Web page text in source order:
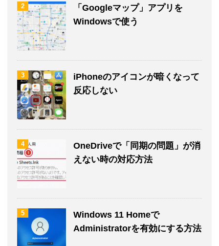
2
「Googleマップ」アプリを
Windowsで使う
3
iPhoneのアイコンが暗くなって
反応しない
4
OneDriveで「同期の問題」が消
えない時の対応方法
5
Windows 11 Homeで
Administratorを有効にする方法